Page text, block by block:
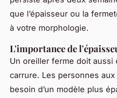
que l’épaisseur ou la
à votre morphologie.
L'importance de
Un oreiller ferme doit aussi
carrure. Les personnes
besoin d’un modèle plus